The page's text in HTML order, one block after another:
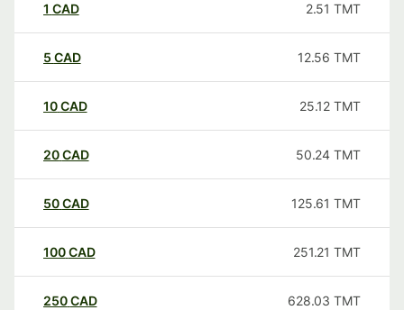
1 CAD 2.51 TMT
5 CAD 12.56 TMT
10CAD 25.12 TMT
20CAD 50.24 TMT
50CAD 125.61 TMT
100CAD 251.21 TMT
250CAD 628.03 TMT